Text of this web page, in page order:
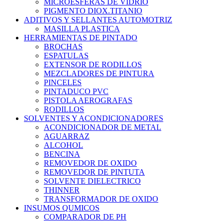
MICROESFERAS DE VIDRIO
PIGMENTO DIOX.TITANIO
ADITIVOS Y SELLANTES AUTOMOTRIZ
MASILLA PLASTICA
HERRAMIENTAS DE PINTADO
BROCHAS
ESPATULAS
EXTENSOR DE RODILLOS
MEZCLADORES DE PINTURA
PINCELES
PINTADUCO PVC
PISTOLA AEROGRAFAS
RODILLOS
SOLVENTES Y ACONDICIONADORES
ACONDICIONADOR DE METAL
AGUARRAZ
ALCOHOL
BENCINA
REMOVEDOR DE OXIDO
REMOVEDOR DE PINTUTA
SOLVENTE DIELECTRICO
THINNER
TRANSFORMADOR DE OXIDO
INSUMOS QUMICOS
COMPARADOR DE PH